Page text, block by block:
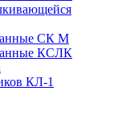
СК М
КСЛК
КЛ-1